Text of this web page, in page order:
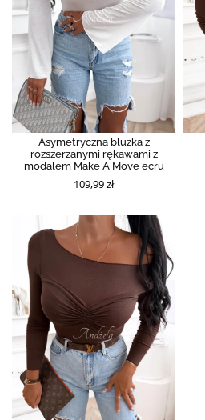
Asymetryczna bluzka z
rozszerzanymi rękawami z
modalem Make A Move ecru
109,99 zł